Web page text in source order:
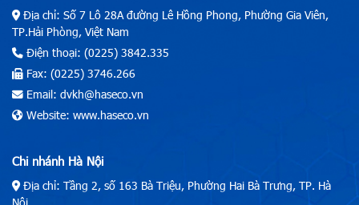
Địa chỉ: Số 7 Lô 28A đường Lê Hồng Phong, Phường Gia Viên,
TP.Hải Phòng, Việt Nam
Điện thoại: (0225) 3842.335
Fax: (0225) 3746.266
Email: dvkh@haseco.vn
Website: www.haseco.vn
Chi nhánh Hà Nội
Địa chỉ: Tầng 2, số 163 Bà Triệu, Phường Hai Bà Trưng, TP. Hà